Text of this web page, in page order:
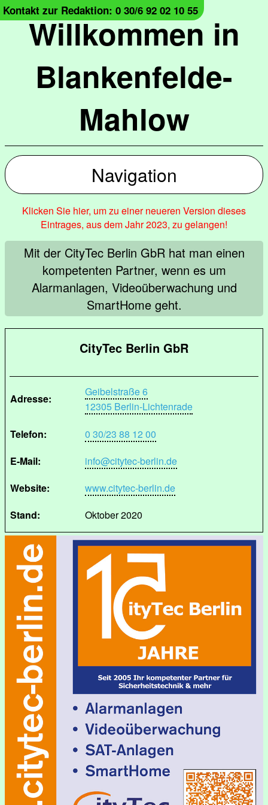
Willkommen in
Blankenfelde-
Mahlow
Kontakt zur Redaktion: 0 30/6 92 02 10 55
Navigation
Klicken Sie hier, um zu einer neueren Version dieses
Eintrages, aus dem Jahr 2023, zu gelangen!
Mit der CityTec Berlin GbR hat man einen
kompetenten Partner, wenn es um
Alarmanlagen, Videoüberwachung und
SmartHome geht.
CityTec Berlin GbR
Adresse:
Geibelstraße 6
12305 Berlin-Lichtenrade
Telefon:
0 30/23 88 12 00
E-Mail:
info@citytec-berlin.de
Website:
www.citytec-berlin.de
Stand:
Oktober 2020